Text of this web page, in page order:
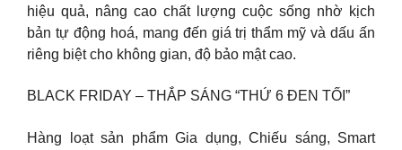
hiệu quả, nâng cao chất lượng cuộc sống nhờ kịch
bản tự động hoá, mang đến giá trị thẩm mỹ và dấu ấn
riêng biệt cho không gian, độ bảo mật cao.
BLACK FRIDAY – THẮP SÁNG “THỨ 6 ĐEN TỐI”
Hàng loạt sản phẩm Gia dụng, Chiếu sáng, Smart